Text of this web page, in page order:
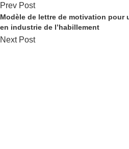
Prev Post
Modèle de lettre de motivation pour
en industrie de l’habillement
Next Post